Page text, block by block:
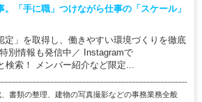
「手に職」つけながら仕事の「スケール」
定」を取得し、働きやすい環境づくりを徹底
別情報も発信中／ Instagramで
検索！ メンバー紹介など限定...
書類の整理、建物の写真撮影などの事務業務全般